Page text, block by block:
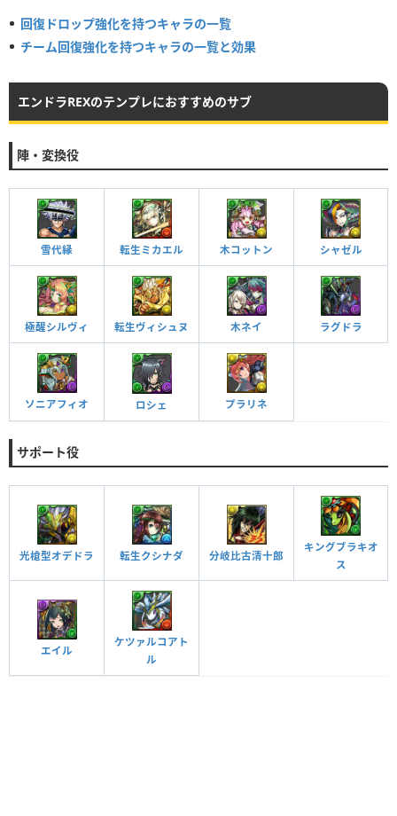
回復ドロップ強化を持つキャラの一覧
チーム回復強化を持つキャラの一覧と効果
エンドラREXのテンプレにおすすめのサブ
陣・変換役
雪代縁 転生ミカエル 木コットン シャゼル
極醒シルヴィ 転生ヴィシュヌ 木ネイ ラグドラ
ソニアフィオ ロシェ プラリネ
サポート役
光槍型オデドラ 転生クシナダ 分岐比古清十郎
キングブラキオ
ス
エイル
ケツァルコアト
ル